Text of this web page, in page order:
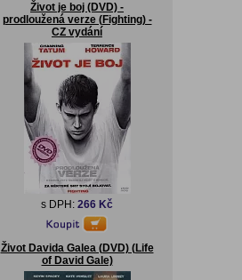
Život je boj (DVD) -
prodloužená verze (Fighting) -
CZ vydání
s DPH: 266 Kč
Život Davida Galea (DVD) (Life
of David Gale)